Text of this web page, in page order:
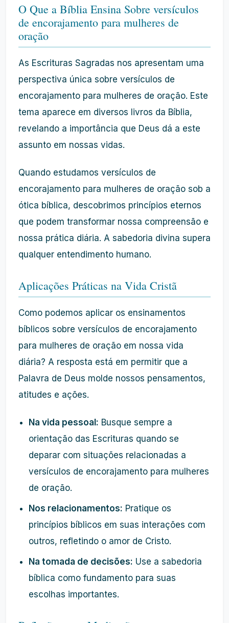
O Que a Bíblia Ensina Sobre versículos
de encorajamento para mulheres de
oração
As Escrituras Sagradas nos apresentam uma
perspectiva única sobre versículos de
encorajamento para mulheres de oração. Este
tema aparece em diversos livros da Bíblia,
revelando a importância que Deus dá a este
assunto em nossas vidas.
Quando estudamos versículos de
encorajamento para mulheres de oração sob a
ótica bíblica, descobrimos princípios eternos
que podem transformar nossa compreensão e
nossa prática diária. A sabedoria divina supera
qualquer entendimento humano.
Aplicações Práticas na Vida Cristã
Como podemos aplicar os ensinamentos
bíblicos sobre versículos de encorajamento
para mulheres de oração em nossa vida
diária? A resposta está em permitir que a
Palavra de Deus molde nossos pensamentos,
atitudes e ações.
Na vida pessoal: Busque sempre a
orientação das Escrituras quando se
deparar com situações relacionadas a
versículos de encorajamento para mulheres
de oração.
Nos relacionamentos: Pratique os
princípios bíblicos em suas interações com
outros, refletindo o amor de Cristo.
Na tomada de decisões: Use a sabedoria
bíblica como fundamento para suas
escolhas importantes.